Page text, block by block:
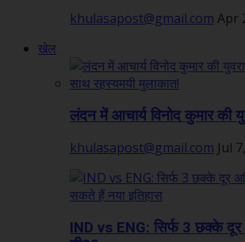
khulasapost@gmail.com Apr
खेल
लंदन में आचार्य विनोद कुमार की
khulasapost@gmail.com Jul
IND vs ENG: सिर्फ 3 छक्के दूर